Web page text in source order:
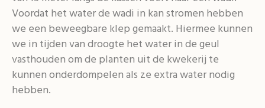
Voordat het water de wadi in kan stromen hebben
we een beweegbare klep gemaakt. Hiermee kunnen
we in tijden van droogte het water in de geul
vasthouden om de planten uit de kwekerij te
kunnen onderdompelen als ze extra water nodig
hebben.